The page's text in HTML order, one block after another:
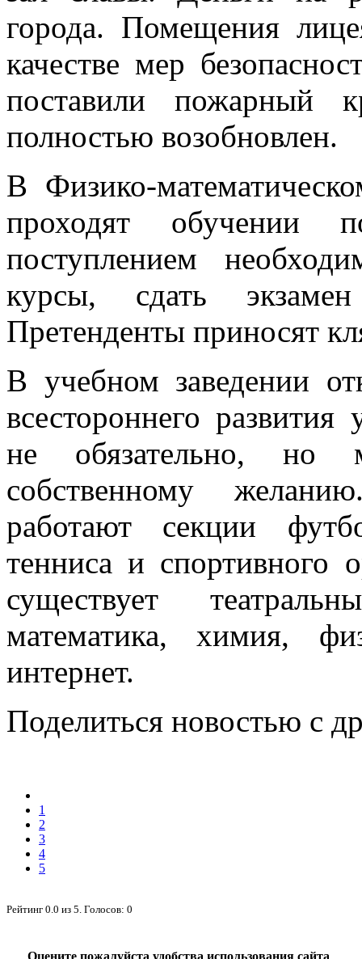
города. Помещения
качестве мер
поставили пожарный
полностью возобновлен.
В Физико-
проходят обучении
поступлением
курсы, сдать
Претенденты приносят
В учебном заведении
всестороннего
не обязательно, но
собственному
работают секции
тенниса и спортивного
существует
математика, химия,
интернет.
Поделиться новостью с
1
2
3
4
5
Рейтинг 0.0 из 5 . Голосов: 0
Оцените пожалуйста удобства использования сайта